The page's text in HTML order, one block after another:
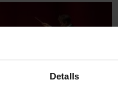
Detalls